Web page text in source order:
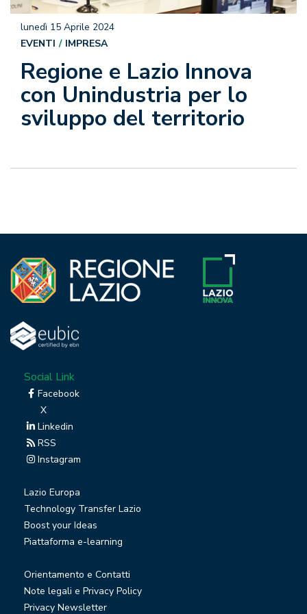
Regione e Lazio Innova
con Unindustria per lo
sviluppo del territorio
lunedì 15 Aprile 2024
EVENTI
IMPRESA
Social Link
Facebook
X
Linkedin
RSS
Instagram
Lazio Europa
Technology Transfer Lazio
Boost your Ideas
Piattaforma e-learning
Orientamento e Contatti
Note legali e Privacy Policy
Privacy Newsletter